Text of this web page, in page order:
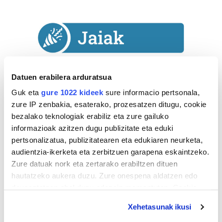
Datuen erabilera arduratsua
Guk eta gure 1022 kideek sure informacio pertsonala,
zure IP zenbakia, esaterako, prozesatzen ditugu, cookie
bezalako teknologiak erabiliz eta zure gailuko
informazioak azitzen dugu publizitate eta eduki
pertsonalizatua, publizitatearen eta edukiaren neurketa,
audientzia-ikerketa eta zerbitzuen garapena eskaintzeko.
Zure datuak nork eta zertarako erabiltzen dituen
hautatzeko aukera duzu. Zure onespena aldatzen edo
Xehetasunak ikusi
Astekaria
Naturak bere
lekua hartu du
Artikutzako